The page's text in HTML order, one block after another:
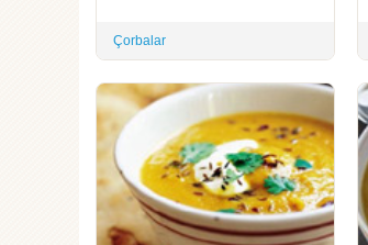
Çorbalar